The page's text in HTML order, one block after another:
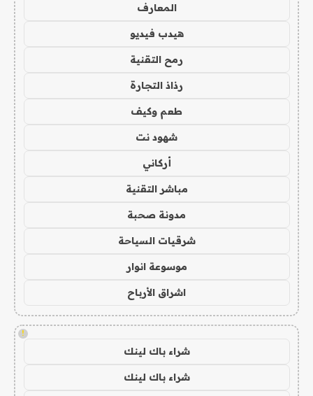
المعارف
هيدب فيديو
رمح التقنية
رذاذ التجارة
طعم وكيف
شهود نت
أركاني
مباشر التقنية
مدونة صحبة
شرقيات السياحة
موسوعة انوار
اشراق الأرباح
!
شراء باك لينك
شراء باك لينك